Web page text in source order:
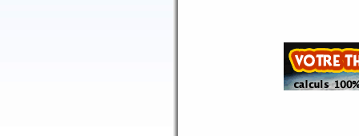
Spécial AQ 7.84 jan.2025